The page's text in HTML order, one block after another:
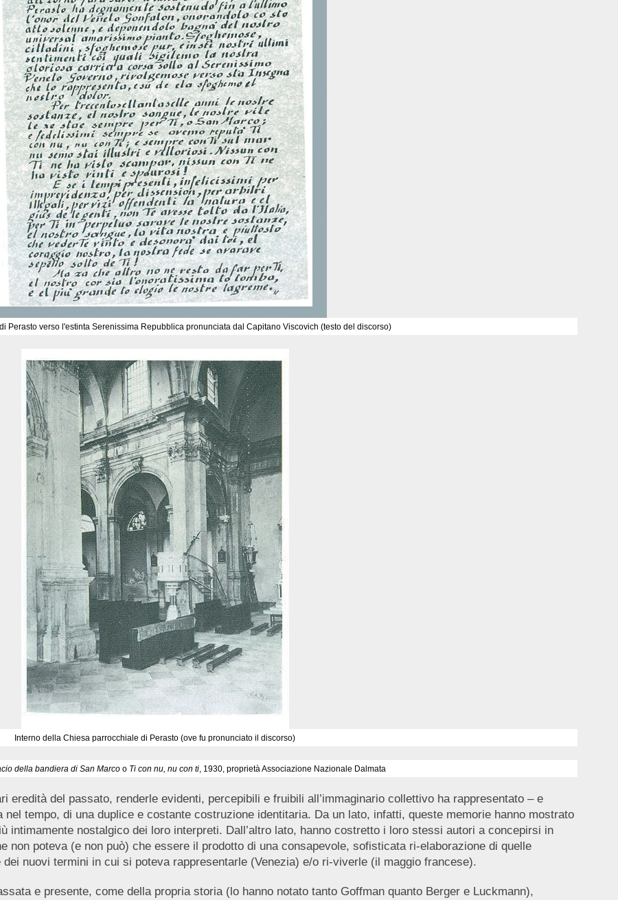
Perasto verso l'estinta Serenissima Repubblica pronunciata dal Capitano Viscovich (testo del discorso)
Interno della Chiesa parrocchiale di Perasto (ove fu pronunciato il discorso)
della bandiera di San Marco o Ti con nu, nu con ti , 1930, proprietà Associazione Nazionale Dalmata
eredità del passato, renderle evidenti, percepibili e fruibili all’immaginario collettivo ha rappresentato – e
tempo, di una duplice e costante costruzione identitaria. Da un lato, infatti, queste memorie hanno mostrato
intimamente nostalgico dei loro interpreti. Dall’altro lato, hanno costretto i loro stessi autori a concepirsi in
non poteva (e non può) che essere il prodotto di una consapevole, sofisticata ri-elaborazione di quelle
nuovi termini in cui si poteva rappresentarle (Venezia) e/o ri-viverle (il maggio francese).
e presente, come della propria storia (lo hanno notato tanto Goffman quanto Berger e Luckmann),